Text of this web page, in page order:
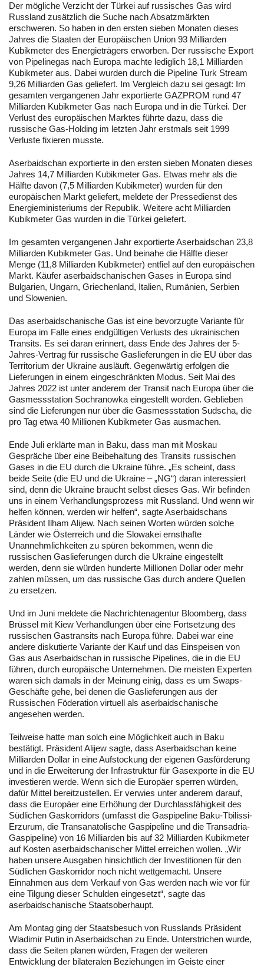
Der mögliche Verzicht der Türkei auf russisches Gas wird
Russland zusätzlich die Suche nach Absatzmärkten
erschweren. So haben in den ersten sieben Monaten dieses
Jahres die Staaten der Europäischen Union 93 Milliarden
Kubikmeter des Energieträgers erworben. Der russische Export
von Pipelinegas nach Europa machte lediglich 18,1 Milliarden
Kubikmeter aus. Dabei wurden durch die Pipeline Turk Stream
9,26 Milliarden Gas geliefert. Im Vergleich dazu sei gesagt: Im
gesamten vergangenen Jahr exportierte GAZPROM rund 47
Milliarden Kubikmeter Gas nach Europa und in die Türkei. Der
Verlust des europäischen Marktes führte dazu, dass die
russische Gas-Holding im letzten Jahr erstmals seit 1999
Verluste fixieren musste.
Aserbaidschan exportierte in den ersten sieben Monaten dieses
Jahres 14,7 Milliarden Kubikmeter Gas. Etwas mehr als die
Hälfte davon (7,5 Milliarden Kubikmeter) wurden für den
europäischen Markt geliefert, meldete der Pressedienst des
Energieministeriums der Republik. Weitere acht Milliarden
Kubikmeter Gas wurden in die Türkei geliefert.
Im gesamten vergangenen Jahr exportierte Aserbaidschan 23,8
Milliarden Kubikmeter Gas. Und beinahe die Hälfte dieser
Menge (11,8 Milliarden Kubikmeter) entfiel auf den europäischen
Markt. Käufer aserbaidschanischen Gases in Europa sind
Bulgarien, Ungarn, Griechenland, Italien, Rumänien, Serbien
und Slowenien.
Das aserbaidschanische Gas ist eine bevorzugte Variante für
Europa im Falle eines endgültigen Verlusts des ukrainischen
Transits. Es sei daran erinnert, dass Ende des Jahres der 5-
Jahres-Vertrag für russische Gaslieferungen in die EU über das
Territorium der Ukraine ausläuft. Gegenwärtig erfolgen die
Lieferungen in einem eingeschränkten Modus. Seit Mai des
Jahres 2022 ist unter anderem der Transit nach Europa über die
Gasmessstation Sochranowka eingestellt worden. Geblieben
sind die Lieferungen nur über die Gasmessstation Sudscha, die
pro Tag etwa 40 Millionen Kubikmeter Gas ausmachen.
Ende Juli erklärte man in Baku, dass man mit Moskau
Gespräche über eine Beibehaltung des Transits russischen
Gases in die EU durch die Ukraine führe. „Es scheint, dass
beide Seite (die EU und die Ukraine – „NG“) daran interessiert
sind, denn die Ukraine braucht selbst dieses Gas. Wir befinden
uns in einem Verhandlungsprozess mit Russland. Und wenn wir
helfen können, werden wir helfen“, sagte Aserbaidschans
Präsident Ilham Alijew. Nach seinen Worten würden solche
Länder wie Österreich und die Slowakei ernsthafte
Unannehmlichkeiten zu spüren bekommen, wenn die
russischen Gaslieferungen durch die Ukraine eingestellt
werden, denn sie würden hunderte Millionen Dollar oder mehr
zahlen müssen, um das russische Gas durch andere Quellen
zu ersetzen.
Und im Juni meldete die Nachrichtenagentur Bloomberg, dass
Brüssel mit Kiew Verhandlungen über eine Fortsetzung des
russischen Gastransits nach Europa führe. Dabei war eine
andere diskutierte Variante der Kauf und das Einspeisen von
Gas aus Aserbaidschan in russische Pipelines, die in die EU
führen, durch europäische Unternehmen. Die meisten Experten
waren sich damals in der Meinung einig, dass es um Swaps-
Geschäfte gehe, bei denen die Gaslieferungen aus der
Russischen Föderation virtuell als aserbaidschanische
angesehen werden.
Teilweise hatte man solch eine Möglichkeit auch in Baku
bestätigt. Präsident Alijew sagte, dass Aserbaidschan keine
Milliarden Dollar in eine Aufstockung der eigenen Gasförderung
und in die Erweiterung der Infrastruktur für Gasexporte in die EU
investieren werde. Wenn sich die Europäer sperren würden,
dafür Mittel bereitzustellen. Er verwies unter anderem darauf,
dass die Europäer eine Erhöhung der Durchlassfähigkeit des
Südlichen Gaskorridors (umfasst die Gaspipeline Baku-Tbilissi-
Erzurum, die Transanatolische Gaspipeline und die Transadria-
Gaspipeline) von 16 Milliarden bis auf 32 Milliarden Kubikmeter
auf Kosten aserbaidschanischer Mittel erreichen wollen. „Wir
haben unsere Ausgaben hinsichtlich der Investitionen für den
Südlichen Gaskorridor noch nicht wettgemacht. Unsere
Einnahmen aus dem Verkauf von Gas werden nach wie vor für
eine Tilgung dieser Schulden eingesetzt“, sagte das
aserbaidschanische Staatsoberhaupt.
Am Montag ging der Staatsbesuch von Russlands Präsident
Wladimir Putin in Aserbaidschan zu Ende. Unterstrichen wurde,
dass die Seiten planen würden, Fragen der weiteren
Entwicklung der bilateralen Beziehungen im Geiste einer